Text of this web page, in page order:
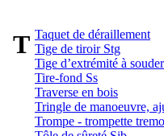
TTaquet de déraillement
Tige de tiroir Stg
Tige d’extrémité à souder
Tire-fond Ss
Traverse en bois
Tringle de manoeuvre,
Trompe - trompette